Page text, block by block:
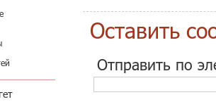
Оставить
Отправить по